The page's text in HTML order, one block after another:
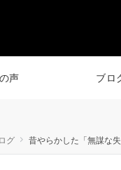
声 ブロ
グ 昔やらかした「無謀な